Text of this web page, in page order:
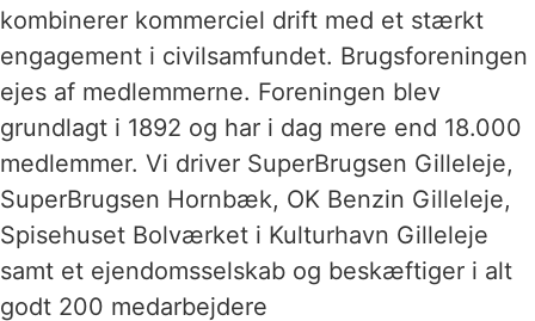
kombinerer kommerciel drift med et stærkt
engagement i civilsamfundet. Brugsforeningen
ejes af medlemmerne. Foreningen blev
grundlagt i 1892 og har i dag mere end 18.000
medlemmer. Vi driver SuperBrugsen Gilleleje,
SuperBrugsen Hornbæk, OK Benzin Gilleleje,
Spisehuset Bolværket i Kulturhavn Gilleleje
samt et ejendomsselskab og beskæftiger i alt
godt 200 medarbejdere